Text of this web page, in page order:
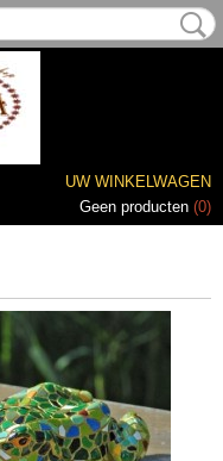
UW WINKELWAGEN
Geen producten (0)